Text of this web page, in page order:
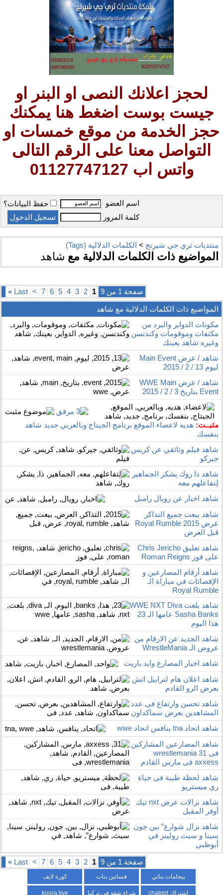
لحجز اعلانك النصى او البنر او
جيست بوست اضغط هنا يمكنك
حجز الخدمة من موقع خمسات او
التواصل معنا على الرقم التالى
واتس اب 01127747127
اسم العضو
حفظ البيانات؟
كلمة المرور
منتديات ثري جي شيرنج > الكلمات الدلالية (Tags)
المواضيع ذات الكلمات الدلالية مع شاهد
صفحة 1 من 9 1
2
3
4
5
6
7
>
Last
»
المواضيع ذات الكلمات الدلالية مع شاهد
مكونات الدواير والبرد من
مكثفات وموقومات وكندنسن
وغيره شاهد بعينك
شاهد / عرض Main Event
ليوم 13 / 2 / 2015
شاهد / عرض WWE Main
Event بتاريخ 3 / 2 / 2015
مثبــت: هديه لاعضاء الموقع برنامج الجيتاج وبالعربي جديد شاهد
بنفسك
شاهد فيلم وثائقي عن كريس
جيركو
شاهد ذا روك يشكر الجماهير
لِتفاعلهم معه
شاهد اخبار عن رويال رامبل
شاهد بيعت جميع التذاكر
عرض Royal Rumble 2015
قبل العرض
شاهد تعليق Chris Jericho
على فوز Roman Reigns
شاهد أرقام المصارعين و
الإقصائات في مباراة الـ
Royal Rumble
شاهد بلغت WWE NXT Diva
Sasha Banks عامها الـ 23
هذا اليوم
شاهد الجديد عن الارقام من
عروض الـ WrestleMania
شاهد اخبار المصارع وايد باريت
شاهد اعلان هام لترابيل اتش
بعرض الرو القادم
شاهد تحسن وارتفاع فى عدد
المشاهدين بعرض سماكداون
شاهد اتحاد tna ينافس اتحاد wwe
شاهد المصارعين المشاركين
فى wrestlemania 31
axxess فى مارس القادم
شاهد لحظة طيبة فى حياة
ري ميستريو
شاهد نزالات عرض nxt تيك
أوفر المقبل
شاهد نزال شوارع” بين جون
سينا و سيث رولينز في
أبوظبي
صفحة 1 من 9 1
2
3
4
5
6
7
>
Last
»
بيجامات بناتي فساتين بنات كورة لايف
اشتراك chatgpt شراء شقة في تركيا koora live